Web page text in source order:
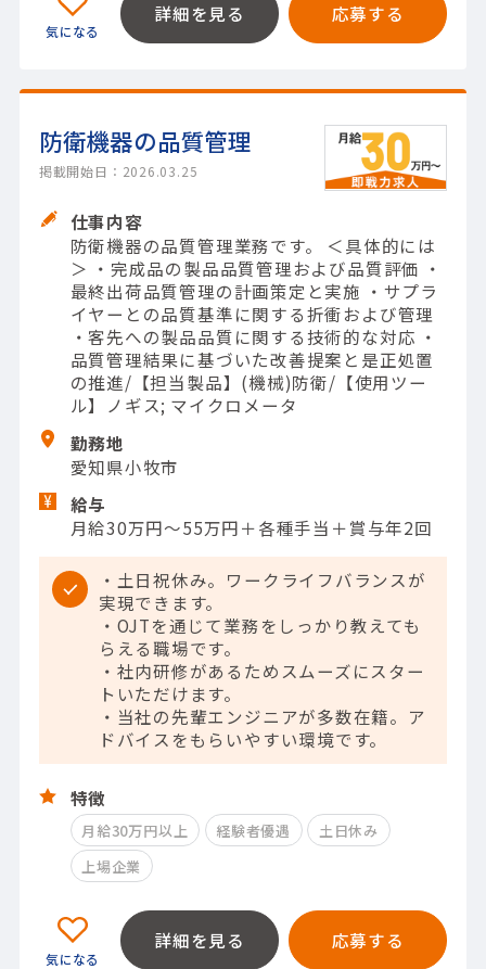
詳細を見る 応募する
防衛機器の品質管理
掲載開始日：2026.03.25
仕事内容
防衛機器の品質管理業務です。 ＜具体的には
＞ ・完成品の製品品質管理および品質評価 ・
最終出荷品質管理の計画策定と実施 ・サプラ
イヤーとの品質基準に関する折衝および管理
・客先への製品品質に関する技術的な対応 ・
品質管理結果に基づいた改善提案と是正処置
の推進/【担当製品】(機械)防衛/【使用ツー
ル】ノギス; マイクロメータ
勤務地
愛知県小牧市
給与
月給30万円～55万円＋各種手当＋賞与年2回
・土日祝休み。ワークライフバランスが
実現できます。
・OJTを通じて業務をしっかり教えても
らえる職場です。
・社内研修があるためスムーズにスター
トいただけます。
・当社の先輩エンジニアが多数在籍。ア
ドバイスをもらいやすい環境です。
特徴
月給30万円以上 経験者優遇
土日休み
上場企業
詳細を見る 応募する